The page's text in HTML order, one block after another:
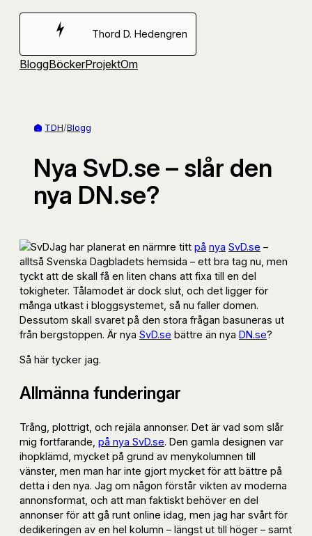
Hoppa
Thord D. Hedengren
BloggBöckerProjektOm
TDH/Blogg
Nya SvD.se – slår den
nya DN.se?
Jag har planerat en närmre titt på nya SvD.se –
alltså Svenska Dagbladets hemsida – ett bra tag nu, men
tyckt att de skall få en liten chans att fixa till en del
tokigheter. Tålamodet är dock slut, och det ligger för
många utkast i bloggsystemet, så nu faller domen.
Dessutom skall svaret på den stora frågan basuneras ut
från bergstoppen. Är nya SvD.se bättre än nya DN.se?
Så här tycker jag.
Allmänna funderingar
Trång, plottrigt, och rejäla annonser. Det är vad som slår
mig fortfarande, på nya SvD.se. Den gamla designen var
ihopklämd, mycket på grund av menykolumnen till
vänster, men man har inte gjort mycket för att bättre på
detta i den nya. Jag om någon förstår vikten av moderna
annonsformat, och att man faktiskt behöver en del
annonser för att gå runt online idag, men jag har svårt för
dedikeringen av en hel kolumn – längst ut till höger – samt